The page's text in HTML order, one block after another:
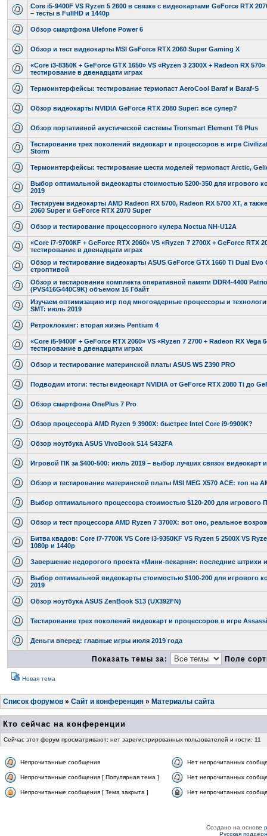
Core i5-9400F VS Ryzen 5 2600 в связке с видеокартами GeForce RTX
– тесты в FullHD и 1440p
Обзор смартфона Ulefone Power 6
Обзор и тест видеокарты MSI GeForce RTX 2060 Super Gaming X
«Core i3-8350К + GeForce GTX 1650» VS «Ryzen 3 2300X + Radeon RX
тестирование в двенадцати играх
Термоинтерфейсы: тестирование термопаст AeroCool Baraf и Baraf-S
Обзор видеокарты NVIDIA GeForce RTX 2080 Super: все супер?
Обзор портативной акустической системы Tronsmart Element T6 Plus
Тестирование трех поколений видеокарт и процессоров в игре
Storm
Термоинтерфейсы: тестирование шести моделей термопаст Arctic,
Выбор оптимальной видеокарты стоимостью $200-350 для игрового
2019
Тестируем видеокарты AMD Radeon RX 5700, Radeon RX 5700 XT, а
2060 Super и GeForce RTX 2070 Super
Обзор и тестирование процессорного кулера Noctua NH-U12A
«Core i7-9700КF + GeForce RTX 2060» VS «Ryzen 7 2700Х + GeForce RTX
тестирование в двенадцати играх
Обзор и тестирование видеокарты ASUS GeForce GTX 1660 Ti Dual
строптивой
Обзор и тестирование комплекта оперативной памяти DDR4-4400
(PVS416G440C9K) объемом 16 Гбайт
Изучаем оптимизацию игр под многоядерные процессоры и
SMT: июль 2019
Ретроклокинг: вторая жизнь Pentium 4
«Core i5-9400F + GeForce RTX 2060» VS «Ryzen 7 2700 + Radeon RX Vega
тестирование в двенадцати играх
Обзор и тестирование материнской платы ASUS WS Z390 PRO
Подводим итоги: тесты видеокарт NVIDIA от GeForce RTX 2080 Ti до
Обзор смартфона OnePlus 7 Pro
Обзор процессора AMD Ryzen 9 3900X: быстрее Intel Core i9-9900K?
Обзор ноутбука ASUS VivoBook S14 S432FA
Игровой ПК за $400-500: июль 2019 – выбор лучших связок видеокарт
Обзор и тестирование материнской платы MSI MEG X570 ACE: топ на
Выбор оптимального процессора стоимостью $120-200 для игрового
Обзор и тест процессора AMD Ryzen 7 3700X: вот оно, реальное
Битва квадов: Core i7-7700К VS Core i3-9350KF VS Ryzen 5 2500X VS
1080p и 1440p
Завершение недорогого проекта «Мини-пекарня»: последние штрихи
Выбор оптимальной видеокарты стоимостью $100-200 для игрового
2019
Обзор ноутбука ASUS ZenBook S13 (UX392FN)
Тестирование трех поколений видеокарт и процессоров в игре
Деньги вперед: главные игры июля 2019 года
Показать темы за: Поле
Новая тема
Список форумов » Сайт и конференция » Материалы сайта
Кто сейчас на конференции
Сейчас этот форум просматривают: нет зарегистрированных пользователей и гости: 11
Непрочитанные сообщения Нет непрочитанных
Непрочитанные сообщения [ Популярная тема ] Нет непрочитанных
Непрочитанные сообщения [ Тема закрыта ] Нет непрочитанных
Создано на основе
Русская